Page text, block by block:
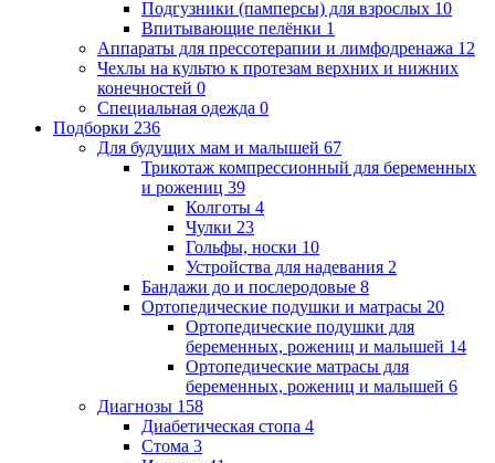
Подгузники (памперсы) для взрослых 10
Впитывающие пелёнки 1
Аппараты для прессотерапии и лимфодренажа 12
Чехлы на культю к протезам верхних и нижних
конечностей 0
Специальная одежда 0
Подборки 236
Для будущих мам и малышей 67
Трикотаж компрессионный для беременных
и рожениц 39
Колготы 4
Чулки 23
Гольфы, носки 10
Устройства для надевания 2
Бандажи до и послеродовые 8
Ортопедические подушки и матрасы 20
Ортопедические подушки для
беременных, рожениц и малышей 14
Ортопедические матрасы для
беременных, рожениц и малышей 6
Диагнозы 158
Диабетическая стопа 4
Стома 3